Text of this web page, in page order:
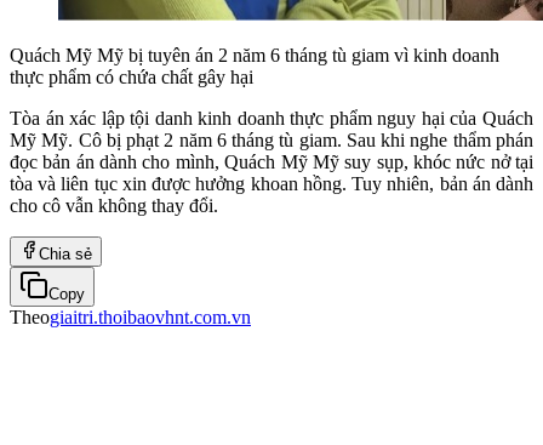
Quách Mỹ Mỹ bị tuyên án 2 năm 6 tháng tù giam vì kinh doanh
thực phẩm có chứa chất gây hại
Tòa án xác lập tội danh kinh doanh thực phẩm nguy hại của Quách
Mỹ Mỹ. Cô bị phạt 2 năm 6 tháng tù giam. Sau khi nghe thẩm phán
đọc bản án dành cho mình, Quách Mỹ Mỹ suy sụp, khóc nức nở tại
tòa và liên tục xin được hưởng khoan hồng. Tuy nhiên, bản án dành
cho cô vẫn không thay đổi.
Chia sẻ
Copy
Theogiaitri.thoibaovhnt.com.vn